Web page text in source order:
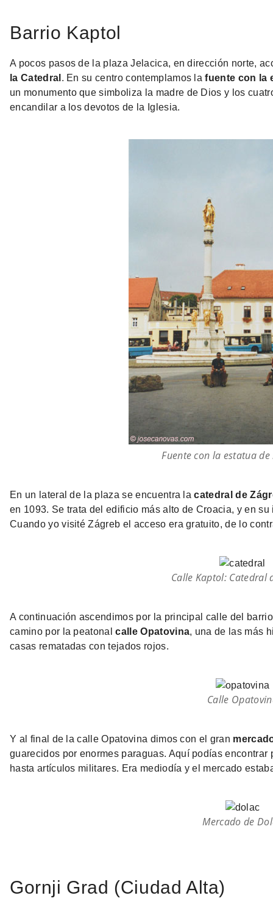
Barrio Kaptol
A pocos pasos de la plaza Jelacica, en dirección norte,
la Catedral . En su centro contemplamos lafuente con la
un monumento que simboliza la madre de Dios y los
encandilar a los devotos de la Iglesia.
Fuente con la estatua
En un lateral de la plaza se encuentra lacatedral de
en 1093. Se trata del edificio más alto de Croacia, y en
Cuando yo visité Zágreb el acceso era gratuito, de lo
Calle Kaptol: Catedral
A continuación ascendimos por la principal calle del
camino por la peatonalcalle Opatovina, una de las más
casas rematadas con tejados rojos.
Calle
Y al final de la calle Opatovina dimos con el gran
guarecidos por enormes paraguas. Aquí podías
hasta artículos militares. Era mediodía y el mercado
Mercado de
Gornji Grad (Ciudad Alta)